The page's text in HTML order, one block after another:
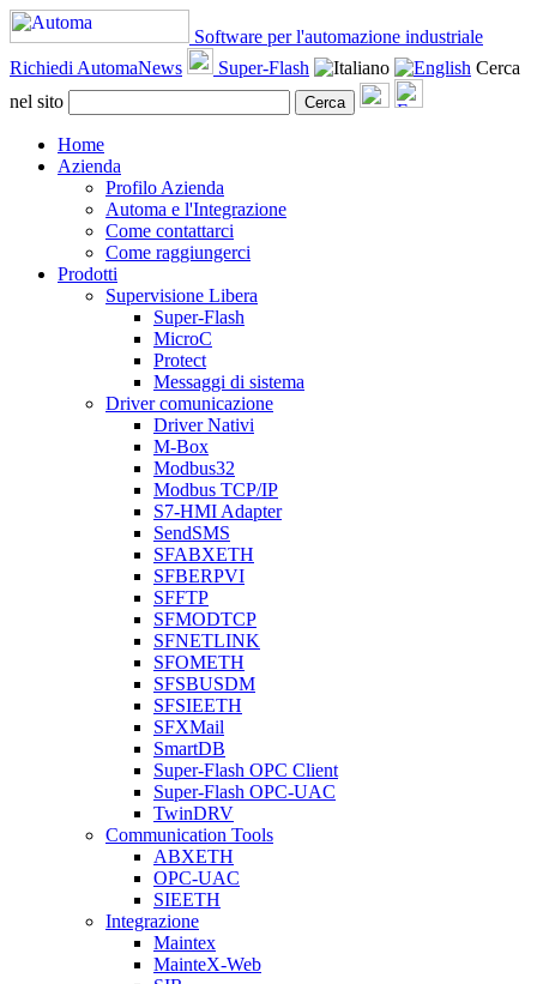
Software per l'automazione industriale
Richiedi AutomaNews
Super-Flash
Cerca
nel sito
Cerca
Home
Azienda
Profilo Azienda
Automa e l'Integrazione
Come contattarci
Come raggiungerci
Prodotti
Supervisione Libera
Super-Flash
MicroC
Protect
Messaggi di sistema
Driver comunicazione
Driver Nativi
M-Box
Modbus32
Modbus TCP/IP
S7-HMI Adapter
SendSMS
SFABXETH
SFBERPVI
SFFTP
SFMODTCP
SFNETLINK
SFOMETH
SFSBUSDM
SFSIEETH
SFXMail
SmartDB
Super-Flash OPC Client
Super-Flash OPC-UAC
TwinDRV
Communication Tools
ABXETH
OPC-UAC
SIEETH
Integrazione
Maintex
MainteX-Web